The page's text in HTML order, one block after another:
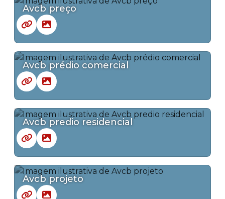
Avcb preço
Avcb prédio comercial
Avcb predio residencial
Avcb projeto